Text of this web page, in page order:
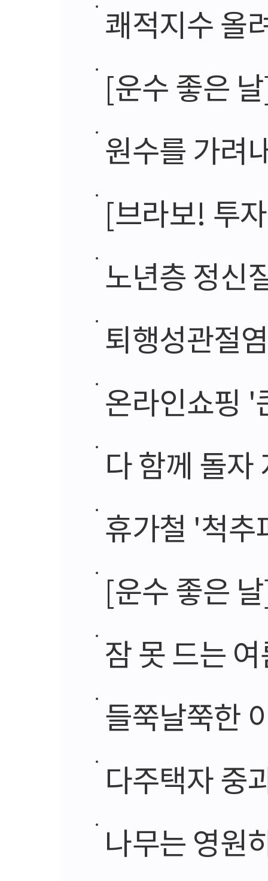
쾌적지수 올
[운수 좋은
원수를 가려
[브라보! 투자
노년층 정신
퇴행성관절
온라인쇼핑 '
다 함께 돌자
휴가철 '척추
[운수 좋은
잠 못 드는
들쭉날쭉한
다주택자 중
나무는 영원